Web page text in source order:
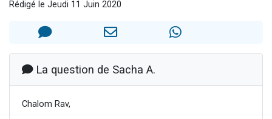
30 personnes viennent de faire un don pour Sauvez la jambe de Yohan
12 nouvelles musiques dans Torah-Box Music
29 personnes viennent de demander une bénédiction
Rédigé le Jeudi 11 Juin 2020
La question de Sacha A.
Chalom Rav,